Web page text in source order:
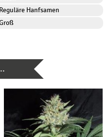
Reguläre Hanfsamen